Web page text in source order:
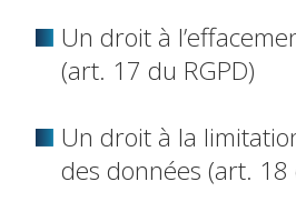
Un droit à
(art. 17 du RGPD)
Un droit à la
des données (art. 18